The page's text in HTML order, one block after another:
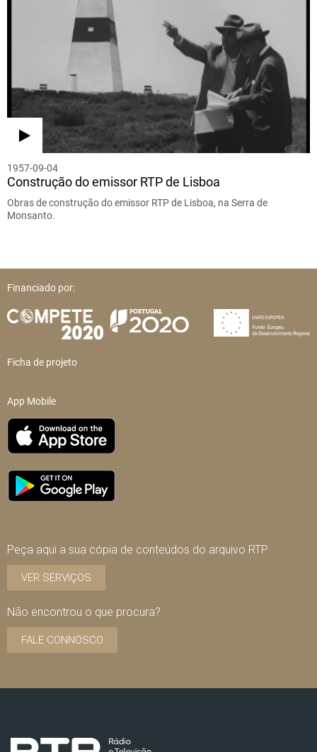
1957-09-04
Construção do emissor RTP de Lisboa
Obras de construção do emissor RTP de Lisboa, na Serra de
Monsanto.
Financiado por:
Ficha de projeto
App Mobile
Peça aqui a sua cópia de conteúdos do arquivo RTP
VER SERVIÇOS
Não encontrou o que procura?
FALE CONNOSCO